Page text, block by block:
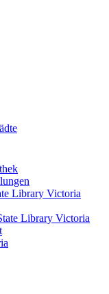
Library Victoria
Library Victoria